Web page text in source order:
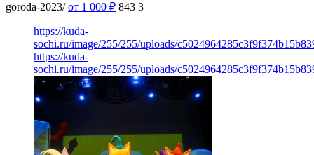
goroda-2023/ от 1 000 ₽ 843 3
https://kuda-
sochi.ru/image/255/255/uploads/
https://kuda-
sochi.ru/image/255/255/uploads/